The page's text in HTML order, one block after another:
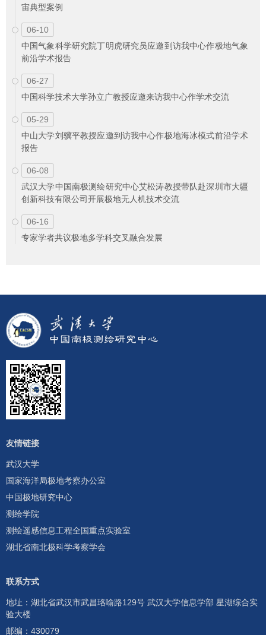
宙典型案例
06-10
中国气象科学研究院丁明虎研究员应邀到访我中心作极地气象
前沿学术报告
06-27
中国科学技术大学孙立广教授应邀来访我中心作学术交流
05-29
中山大学刘骥平教授应邀到访我中心作极地海冰模式前沿学术
报告
06-08
武汉大学中国南极测绘研究中心艾松涛教授带队赴深圳市大疆
创新科技有限公司开展极地无人机技术交流
06-16
专家学者共议极地多学科交叉融合发展
友情链接
武汉大学
国家海洋局极地考察办公室
中国极地研究中心
测绘学院
测绘遥感信息工程全国重点实验室
湖北省南北极科学考察学会
联系方式
地址：湖北省武汉市武昌珞喻路129号 武汉大学信息学部 星湖综合实
验大楼
邮编：430079